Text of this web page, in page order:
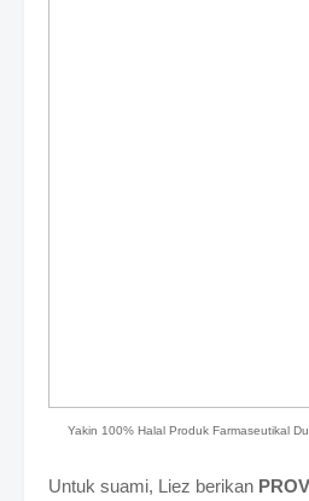
Yakin 100% Halal Produk Farmaseutikal
Untuk suami, Liez berikan